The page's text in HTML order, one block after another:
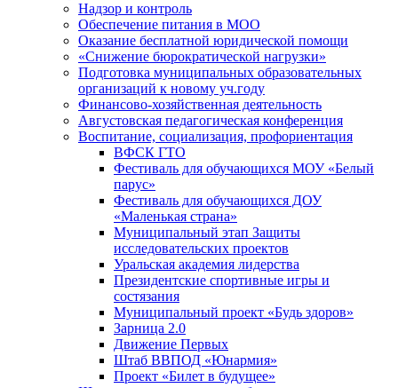
Надзор и контроль
Обеспечение питания в МОО
Оказание бесплатной юридической помощи
«Снижение бюрократической нагрузки»
Подготовка муниципальных образовательных
организаций к новому уч.году
Финансово-хозяйственная деятельность
Августовская педагогическая конференция
Воспитание, социализация, профориентация
ВФСК ГТО
Фестиваль для обучающихся МОУ «Белый
парус»
Фестиваль для обучающихся ДОУ
«Маленькая страна»
Муниципальный этап Защиты
исследовательских проектов
Уральская академия лидерства
Президентские спортивные игры и
состязания
Муниципальный проект «Будь здоров»
Зарница 2.0
Движение Первых
Штаб ВВПОД «Юнармия»
Проект «Билет в будущее»